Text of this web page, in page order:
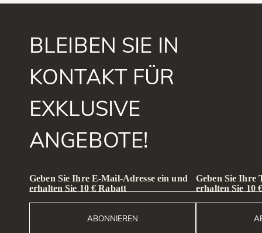
BLEIBEN SIE IN
KONTAKT FÜR
EXKLUSIVE
ANGEBOTE!
Geben Sie Ihre E-Mail-Adresse ein und
erhalten Sie 10 € Rabatt
ABONNIEREN
Geben Sie Ihre
erhalten Sie 10